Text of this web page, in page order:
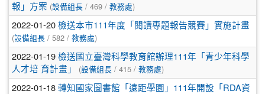
報」方案 (設備組長 / 469 / 教務處)
2022-01-20 檢送本市111年度「閱讀專題報告競賽」實施計畫
(設備組長 / 582 / 教務處)
2022-01-19 檢送國立臺灣科學教育館辦理111年「青少年科學
人才培 育計畫」
(設備組長 / 415 / 教務處)
2022-01-18 轉知國家圖書館「遠距學園」111年開設「RDA資